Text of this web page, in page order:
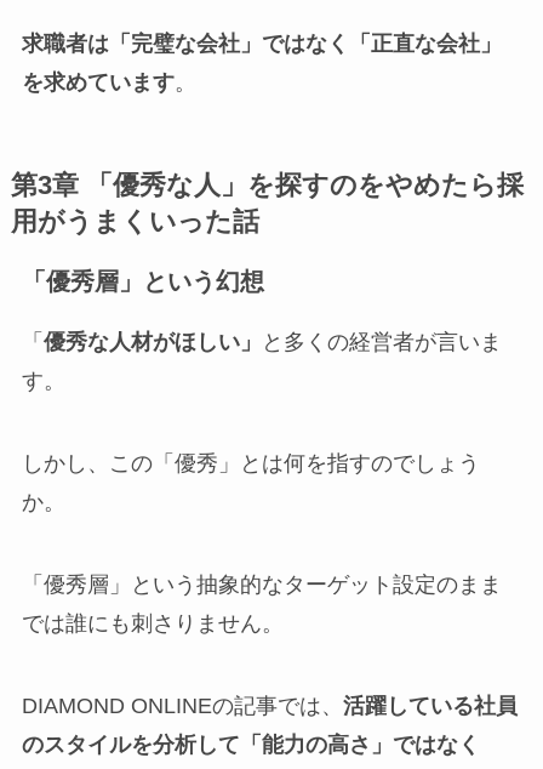
求職者は「完璧な会社」ではなく「正直な会社」
を求めています。
第3章 「優秀な人」を探すのをやめたら採
用がうまくいった話
「優秀層」という幻想
「 優秀な人材がほしい」
と多くの経営者が言いま
す。
しかし、この「優秀」とは何を指すのでしょう
か。
「優秀層」という抽象的なターゲット設定のまま
では誰にも刺さりません。
DIAMOND ONLINEの記事では、 活躍している社員
のスタイルを分析して「能力の高さ」ではなく